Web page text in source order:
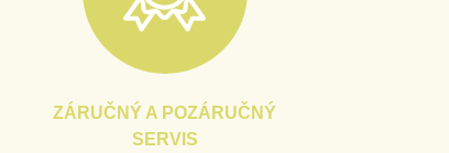
ZÁRUČNÝ A POZÁRUČNÝ
SERVIS